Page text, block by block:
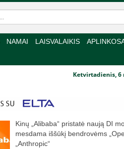
NAMAI LAISVALAIKIS
Ketvirtadienis, 6
Kinų „Alibaba“ pristatė naują DI
mesdama iššūkį bendrovėms
„Anthropic“